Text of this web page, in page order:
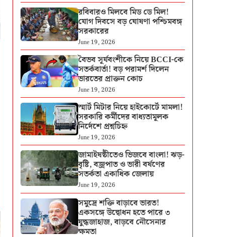
রবিবারও মিলবে মিড ডে মিল!
যোগ দিবসে বড় ঘোষণা পশ্চিমবঙ্গ
সরকারের
June 19, 2026
বৈভব সূর্যবংশীকে নিয়ে BCCI-কে
সতর্কবার্তা! বড় পরামর্শ দিলেন
ভারতের প্রাক্তন কোচ
June 19, 2026
স্মার্ট মিটার নিয়ে হাইকোর্টে মামলা!
সরকারি কর্মীদের বাধ্যতামূলক
নির্দেশে প্রশ্নচিহ্ন
June 19, 2026
জামাইষষ্ঠীতেও ভিজবে বাংলা! ঝড়-
বৃষ্টি, বজ্রপাত ও ভারী বর্ষণের
সতর্কতা একাধিক জেলায়
June 19, 2026
সমুদ্রে শক্তি বাড়াবে ভারত!
একসঙ্গে উদ্বোধন হতে পারে ৩
যুদ্ধজাহাজ, বাড়বে নৌসেনার
ক্ষমতা